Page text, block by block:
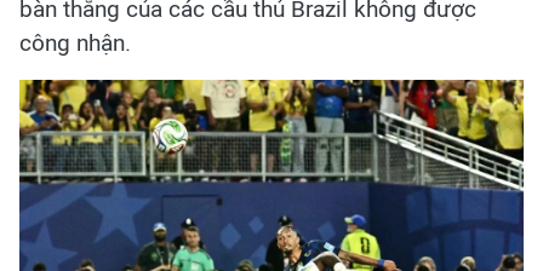
bàn thắng của các cầu thủ Brazil không được
công nhận.